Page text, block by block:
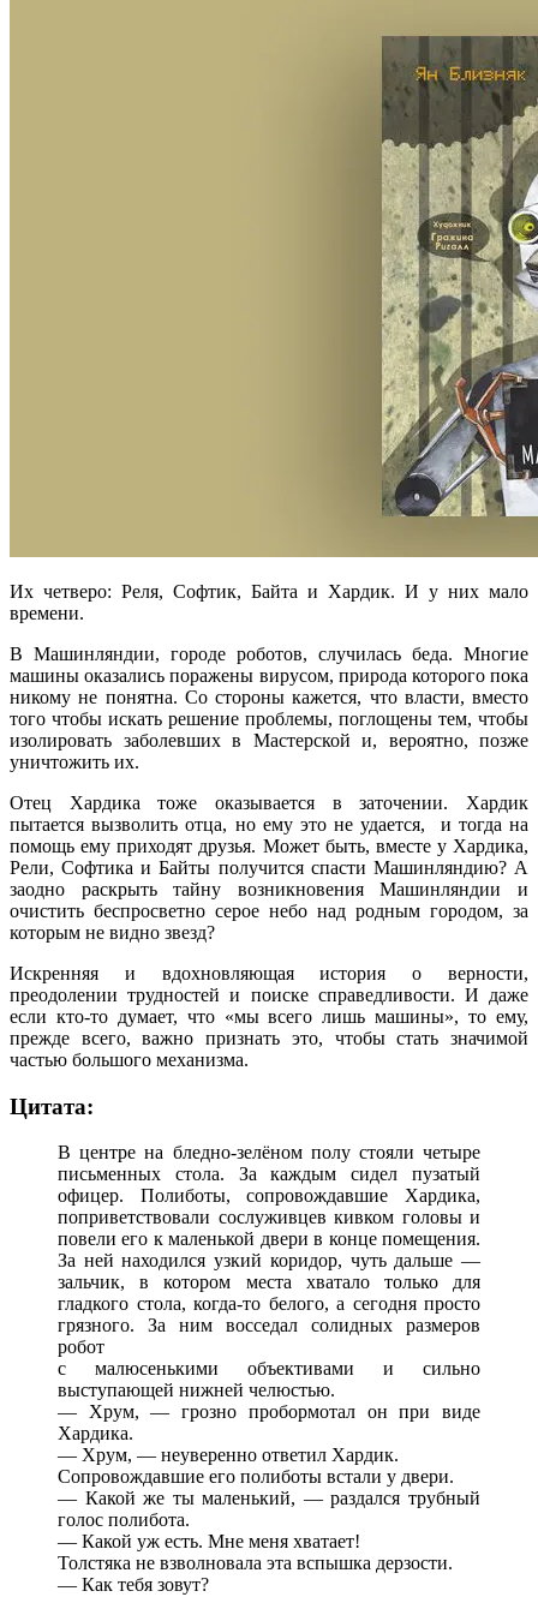
Их четверо: Реля, Софтик, Байта и Хардик. И у них мало
времени.
В Машинляндии, городе роботов, случилась беда. Многие
машины оказались поражены вирусом, природа которого пока
никому не понятна. Со стороны кажется, что власти, вместо
того чтобы искать решение проблемы, поглощены тем, чтобы
изолировать заболевших в Мастерской и, вероятно, позже
уничтожить их.
Отец Хардика тоже оказывается в заточении. Хардик
пытается вызволить отца, но ему это не удается, и тогда на
помощь ему приходят друзья. Может быть, вместе у Хардика,
Рели, Софтика и Байты получится спасти Машинляндию? А
заодно раскрыть тайну возникновения Машинляндии и
очистить беспросветно серое небо над родным городом, за
которым не видно звезд?
Искренняя и вдохновляющая история о верности,
преодолении трудностей и поиске справедливости. И даже
если кто-то думает, что «мы всего лишь машины», то ему,
прежде всего, важно признать это, чтобы стать значимой
частью большого механизма.
Цитата:
В центре на бледно-зелёном полу стояли четыре
письменных стола. За каждым сидел пузатый
офицер. Полиботы, сопровождавшие Хардика,
поприветствовали сослуживцев кивком головы и
повели его к маленькой двери в конце помещения.
За ней находился узкий коридор, чуть дальше —
зальчик, в котором места хватало только для
гладкого стола, когда-то белого, а сегодня просто
грязного. За ним восседал солидных размеров
робот
с малюсенькими объективами и сильно
выступающей нижней челюстью.
— Хрум, — грозно пробормотал он при виде
Хардика.
— Хрум, — неуверенно ответил Хардик.
Сопровождавшие его полиботы встали у двери.
— Какой же ты маленький, — раздался трубный
голос полибота.
— Какой уж есть. Мне меня хватает!
Толстяка не взволновала эта вспышка дерзости.
— Как тебя зовут?